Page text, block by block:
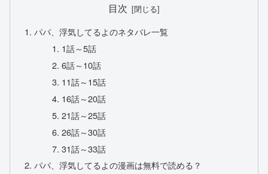
目次
パパ、浮気してるよのネタバレ一覧
1話～5話
6話～10話
11話～15話
16話～20話
21話～25話
26話～30話
31話～33話
パパ、浮気してるよの漫画は無料で読める？